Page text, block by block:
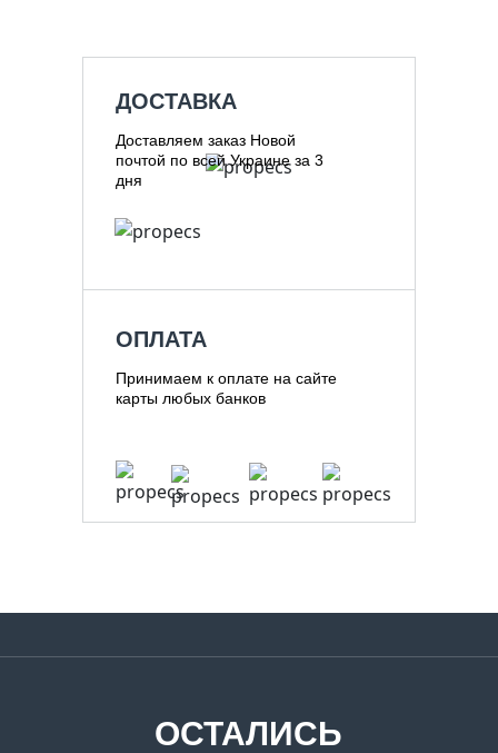
ДОСТАВКА
Доставляем заказ Новой
почтой по всей Украине за 3
дня
ОПЛАТА
Принимаем к оплате на сайте
карты любых банков
ОСТАЛИСЬ